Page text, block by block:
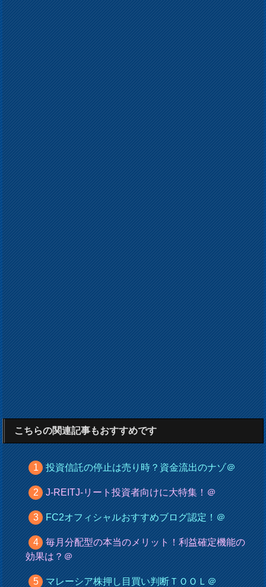
こちらの関連記事もおすすめです
投資信託の停止は売り時？資金流出のナゾ＠
J-REITJ-リート投資者向けに大特集！＠
FC2オフィシャルおすすめブログ認定！＠
毎月分配型の本当のメリット！利益確定機能の
効果は？＠
マレーシア株押し目買い判断ＴＯＯＬ＠